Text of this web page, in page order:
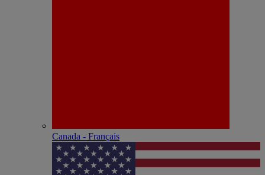
Canada - Français